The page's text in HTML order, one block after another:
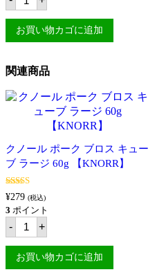
SITA'S】
個
マ
シ
ッ
タ
ラ
ッ
ク
ス
57g
【MAMA
SITA'S】
個
お買い物カゴに追加
関連商品
クノール ポーク ブロス キュー
ブ ラージ 60g 【KNORR】
5段階中5.00
の評価
¥279 (税込)
3 ポイント
- ク
ノ
ー
ル
ポ
+
お買い物カゴに追加